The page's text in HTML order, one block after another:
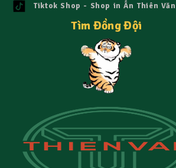
Tiktok Shop - Shop in Ấn Thiên Văn
Tìm Đồng Đội